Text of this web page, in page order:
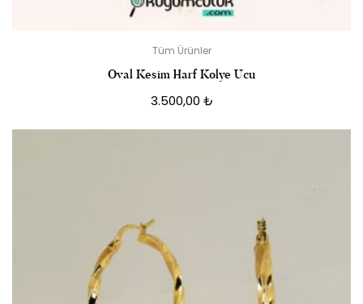
Tüm Ürünler
Oval Kesim Harf Kolye Ucu
3.500,00 ₺